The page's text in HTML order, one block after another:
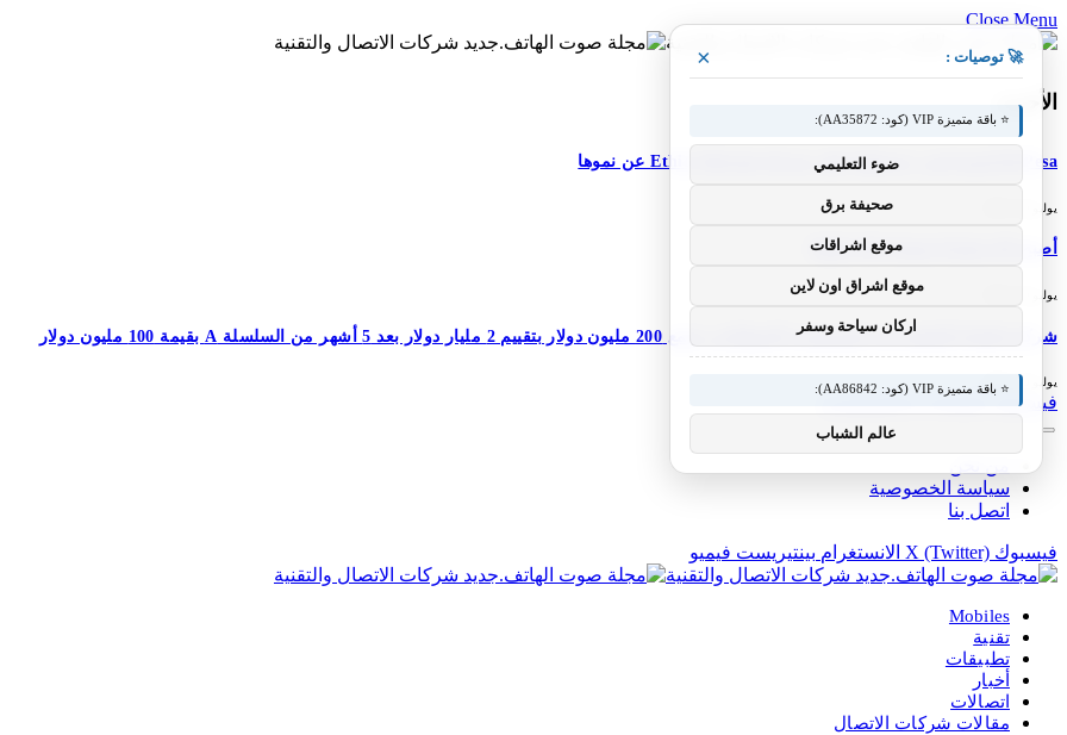
Close Menu
الأحدث
M-Pesa إثيوبيا تعزز خدماتها؛ تعلن شركة Ethio Telecom عن نموها
يوليو 30, 2026
أصبح DJI Osmo Pocket 4P عالميًا
يوليو 30, 2026
شركة Simile الناشئة ذات المستخدم الاصطناعي تجمع 200 مليون دولار بتقييم 2 مليار دولار بعد 5 أشهر من السلسلة A بقيمة 100 مليون دولار
يوليو 30, 2026
فيسبوك X (Twitter) الانستغرام
سياسة الخصوصية
اتصل بنا
فيسبوك X (Twitter) الانستغرام بينتيريست فيميو
Mobiles
تقنية
تطبيقات
أخبار
اتصالات
مقالات شركات الاتصال
🚀 توصيات : ×
⭐ باقة متميزة VIP (كود: AA35872):
ضوء التعليمي
صحيفة برق
موقع اشراقات
موقع اشراق اون لاين
اركان سياحة وسفر
⭐ باقة متميزة VIP (كود: AA86842):
عالم الشباب